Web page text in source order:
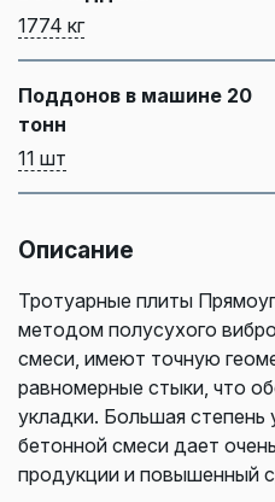
1774 кг
Поддонов в машине 20
тонн
11 шт
Описание
Тротуарные плиты
методом полусухого
смеси, имеют точную
равномерные стыки, что
укладки. Большая степень
бетонной смеси дает
продукции и повышенный